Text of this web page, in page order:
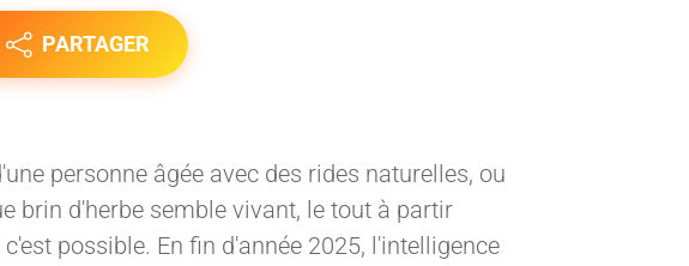
PARTAGER
personne âgée avec des rides naturelles, ou
brin d'herbe semble vivant, le tout à partir
possible. En fin d'année 2025, l'intelligence